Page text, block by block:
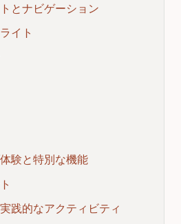
とナビゲーション
イト
験と特別な機能
践的なアクティビティ